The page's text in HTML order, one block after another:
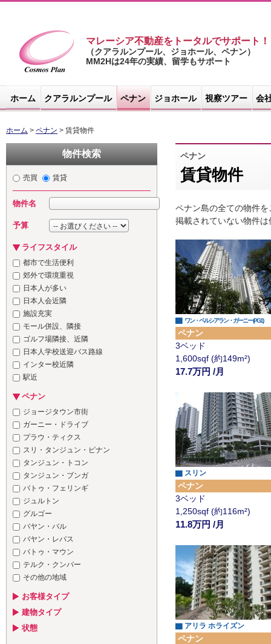
コスモスプラ
マレーシア不動産をトータルでサポート！
（クアラルンプール、ジョホール、ペナン）
MM2Hは24年の実績、留学もサポート
ホーム クアラルンプール ペナン ジョホール 視察ツアー 会
ホーム > ペナン > 賃貸物件
物件検索
売買 賃貸
物件名
予算
ライフスタイル
都市で生活便利
郊外で環境重視
日本人が多い
日本人会近隣
施設充実
モール併設、隣接
ゴルフ場隣接、近隣
日本人学校送迎バス路線
インター校近隣
駅近
ペナン
ジョージタウン市街
ガーニー・ドライブ
プラウ・ティクス
スリ・タンジュン・ピナン
タンジュン・トコン
タンジュン・ブンガ
バトゥ・フェリンギ
ジュルトン
グルゴー
バヤン・バル
バヤン・レパス
バトゥ・マウン
テルク・クンバー
その他の地域
お客様タイプ
建物タイプ
状態
ペナン
賃貸物件
ペナン島の全ての物件
掲載されていない物件
▇ ワン・ペルシアラン・ガーニー (PG1)
ペナン
3ベッド
1,600sqf (約149m²)
17.7万円 /月
▇ スリン
ペナン
3ベッド
1,250sqf (約116m²)
11.8万円 /月
▇ アリラ ホライズン
ペナン